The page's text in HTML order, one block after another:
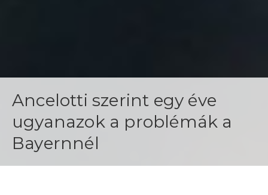
Ancelotti szerint egy éve
ugyanazok a problémák a
Bayernnél